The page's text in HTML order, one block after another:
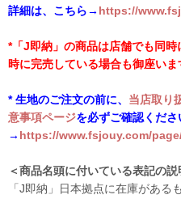
詳細は、こちら→ https://
*「J即納」の商品は店舗でも同
時に完売している場合も御座い
* 生地のご注文の前に、 当店取り
意事項ページを必ずご確認くださ
→ https://www.fsjouy.com/
＜商品名頭に付いている表記の説
「J即納」日本拠点に在庫がある